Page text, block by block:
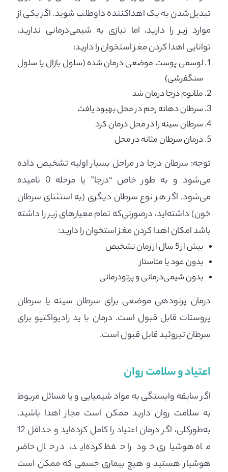
تبدیل‌شدن به یک اهداکننده داوطلب شوید. اگر یکی از
موارد زیر را دارید، اما نیازی به شیمی‌درمانی ندارید،
توانایی اهدا کردن مغز استخوان را دارید:
لوسمی پوست موضعی درمان شده (سلول بازال یا سلول
سنگفرشی)
ملانوم درجا درمان شد
سرطان دهانه رحم در محل بهبود یافت
سرطان سینه را در محل درمان کرد
درمان سرطان مثانه در محل
توجه: سرطان درجا در مراحل بسیار اولیه تشخیص داده
می‌شود و به طور خاص “درجا” یا مرحله 0 نامیده
می‌شود. اگر هر نوع سرطان دیگری (به استثنای سرطان
خون) داشته‌اید، درصورتی‌که تمام معیارهای زیر را داشته
باشد امکان اهدا کردن مغز استخوان را دارید:
بیش از 5 سال از زمان تشخیص
بدون عود یا متاستاز
بدون شیمی‌درمانی و پرتودرمانی
درمان پرتودهی موضعی برای سرطان سینه یا سرطان
پروستات قابل قبول است. درمان با ید رادیواکتیو برای
سرطان تیروئید قابل قبول است.
اعتیاد و سلامت روان
اگر سابقه وابستگی به مواد شیمیایی و یا مسائل مربوط
به سلامت روان دارید ممکن است مجاز اهدا باشید.
به‌طورکلی، اگر درمان اعتیاد را کامل کرده‌اید و حداقل 12
ماه هوشیاری خود را حفظ کرده‌اید، در حال حاضر
هوشیار هستید و هیچ بیماری جسمی که ممکن است